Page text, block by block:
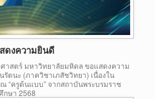
ดงความยินดี
าสตร์ มหาวิทยาลัยมหิดล ขอแสดงความ
ตนะ (ภาควิชาเภสัชวิทยา) เนื่องใน
“ครูต้นแบบ” จากสถาบันพระบรมราช
กษา 2568